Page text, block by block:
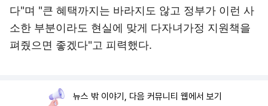
다"며 "큰 혜택까지는 바라지도 않고 정부가 이런 사
소한 부분이라도 현실에 맞게 다자녀가정 지원책을
펴줬으면 좋겠다"고 피력했다.
뉴스 밖 이야기, 다음 커뮤니티 웹에서 보기